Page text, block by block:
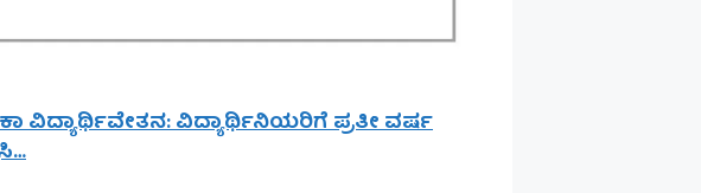
ವಿದ್ಯಾರ್ಥಿವೇತನ: ವಿದ್ಯಾರ್ಥಿನಿಯರಿಗೆ ಪ್ರತೀ ವರ್ಷ